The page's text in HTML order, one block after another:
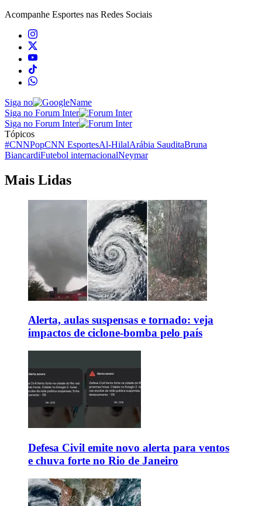
Acompanhe Esportes nas Redes Sociais
Siga no
Siga no Forum Inter
Siga no Forum Inter
Tópicos
#CNNPopCNN EsportesAl-HilalArábia SauditaBruna
BiancardiFutebol internacionalNeymar
Mais Lidas
Alerta, aulas suspensas e tornado: veja
impactos de ciclone-bomba pelo país
Defesa Civil emite novo alerta para ventos
e chuva forte no Rio de Janeiro